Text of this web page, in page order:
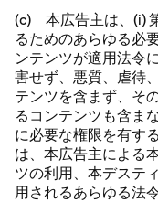
(c) 本広告主は、(i)
るためのあらゆる必
ンテンツが適用法令
害せず、悪質、虐待
テンツを含まず、そ
るコンテンツも含ま
に必要な権限を有す
は、本広告主による
ツの利用、本デステ
用されるあらゆる法